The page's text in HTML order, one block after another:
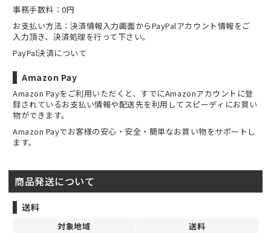
事務手数料：0円
お支払い方法：決済情報入力画面からPayPalアカウント情報をご
入力頂き、決済処理を行って下さい。
PayPal決済について
Amazon Pay
Amazon Payをご利用いただくと、すでにAmazonアカウントに登
録されているお支払い情報や配送先を利用してスピーディにお買い
物ができます。
Amazon Payでお客様の安心・安全・簡単なお買い物をサポートし
ます。
商品発送について
送料
対象地域
送料